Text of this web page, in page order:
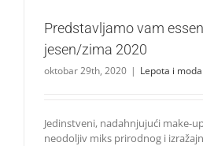
Predstavljamo vam
jesen/zima 2020
oktobar 29th, 2020 | Lepota i moda
Jedinstveni, nadahnjujući make-
neodoljiv miks prirodnog i